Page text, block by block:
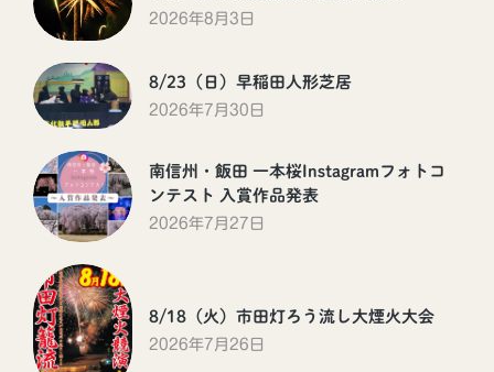
2026年8月3日
8/23（日）早稲田人形芝居
2026年7月30日
南信州・飯田 一本桜Instagramフォトコ
ンテスト 入賞作品発表
2026年7月27日
8/18（火）市田灯ろう流し大煙火大会
2026年7月26日